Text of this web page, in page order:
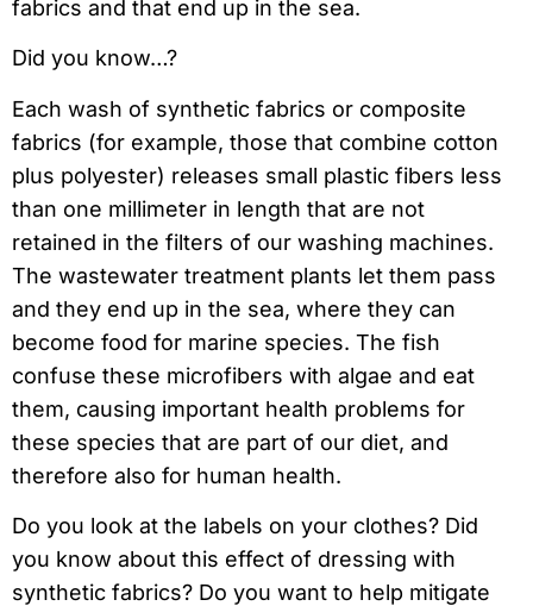
fabrics and that end up in the sea.
Did you know…?
Each wash of synthetic fabrics or composite
fabrics (for example, those that combine cotton
plus polyester) releases small plastic fibers less
than one millimeter in length that are not
retained in the filters of our washing machines.
The wastewater treatment plants let them pass
and they end up in the sea, where they can
become food for marine species. The fish
confuse these microfibers with algae and eat
them, causing important health problems for
these species that are part of our diet, and
therefore also for human health.
Do you look at the labels on your clothes? Did
you know about this effect of dressing with
synthetic fabrics? Do you want to help mitigate